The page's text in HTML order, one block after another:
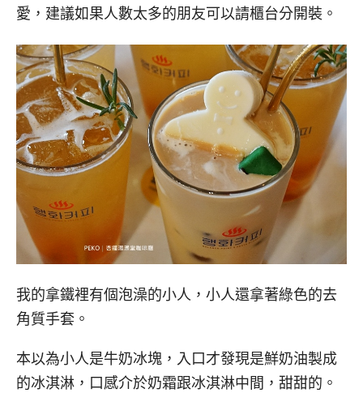
愛，建議如果人數太多的朋友可以請櫃台分開裝。
我的拿鐵裡有個泡澡的小人，小人還拿著綠色的去
角質手套。
本以為小人是牛奶冰塊，入口才發現是鮮奶油製成
的冰淇淋，口感介於奶霜跟冰淇淋中間，甜甜的。